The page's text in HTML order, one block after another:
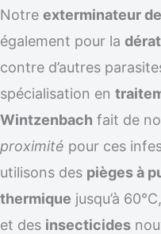
Notre exterminateur
également pour la
contre d’autres
spécialisation en
Wintzenbach fait de
proximité pour ces
utilisons des pièges à
thermique jusqu’à
et des insecticides